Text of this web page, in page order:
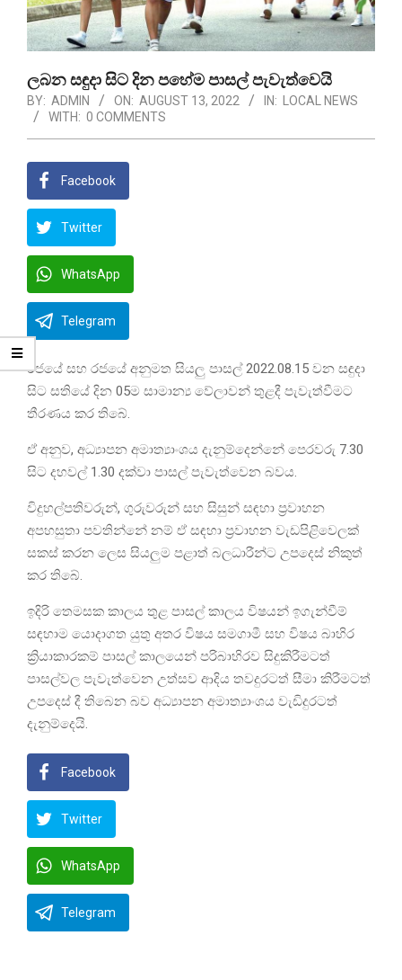
ලබන සඳුදා සිට දින පහේම පාසල් පැවැත්වෙයි
BY: ADMIN ON: AUGUST 13, 2022 IN:
LOCAL NEWS
WITH: 0 COMMENTS
Facebook
Twitter
WhatsApp
Telegram
රජයේ සහ රජයේ අනුමත සියලු පාසල් 2022.08.15 වන සඳුදා
සිට සතියේ දින 05ම සාමාන්‍ය වේලාවන් තුළදී පැවැත්වීමට
තීරණය කර තිබේ.
ඒ අනුව, අධ්‍යාපන අමාත්‍යාංශය දැනුම්දෙන්නේ පෙරවරු 7.30
සිට දහවල් 1.30 දක්වා පාසල් පැවැත්වෙන බවය.
විදුහල්පතිවරුන්, ගුරුවරුන් සහ සිසුන් සඳහා ප්‍රවාහන
අපහසුතා පවතින්නේ නම් ඒ සඳහා ප්‍රවාහන වැඩපිළිවෙලක්
සකස් කරන ලෙස සියලුම පළාත් බලධාරීන්ට උපදෙස් නිකුත්
කර තිබේ.
ඉදිරි තෙමසක කාලය තුළ පාසල් කාලය විෂයන් ඉගැන්වීම්
සඳහාම යොදාගත යුතු අතර විෂය සමගාමී සහ විෂය බාහිර
ක්‍රියාකාරකම් පාසල් කාලයෙන් පරිබාහිරව සිදුකිරීමටත්
පාසල්වල පැවැත්වෙන උත්සව ආදිය තවදුරටත් සීමා කිරීමටත්
උපදෙස් දී තිබෙන බව අධ්‍යාපන අමාත්‍යාංශය වැඩිදුරටත්
දැනුම්දෙයි.
Facebook
Twitter
WhatsApp
Telegram